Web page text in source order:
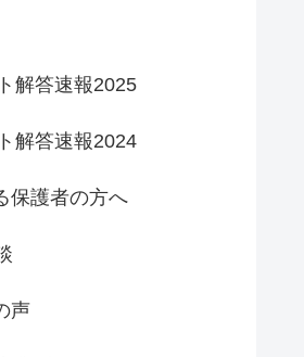
解答速報2025
解答速報2024
保護者の方へ
声